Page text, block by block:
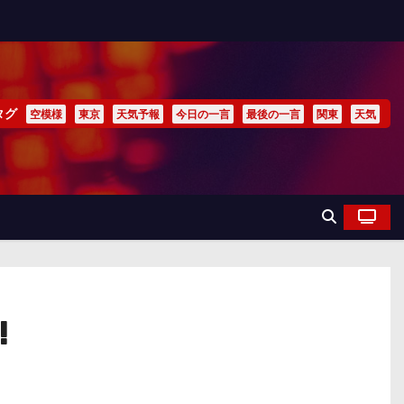
グ 空模様 東京 天気予報 今日の一言 最後の一言 関東 天気